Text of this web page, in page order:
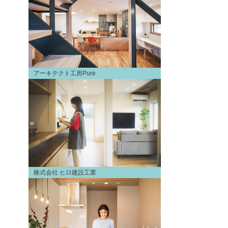
アーキテクト工房Pure
株式会社 ヒロ建設工業